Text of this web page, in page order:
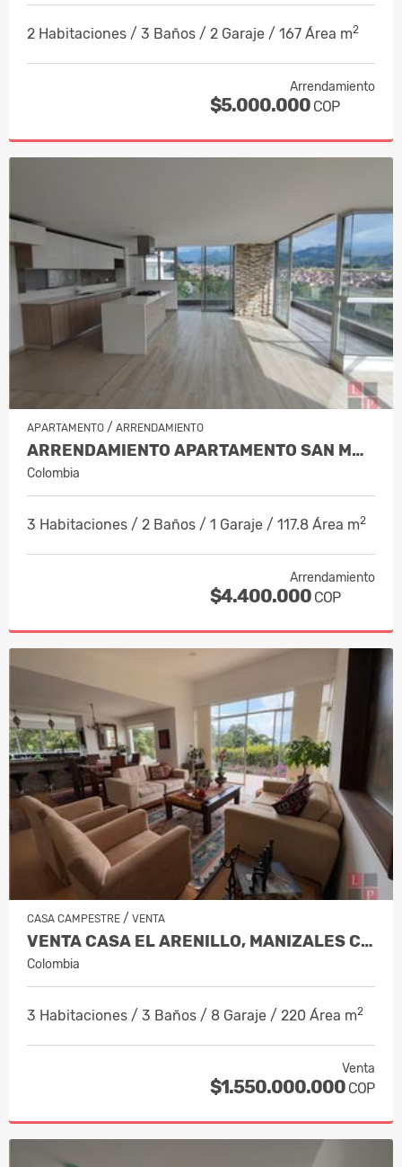
2 Habitaciones / 3 Baños / 2 Garaje / 167 Área m2
Arrendamiento
$5.000.000 COP
APARTAMENTO / ARRENDAMIENTO
ARRENDAMIENTO APARTAMENTO SAN MARC…
Colombia
3 Habitaciones / 2 Baños / 1 Garaje / 117.8 Área m2
Arrendamiento
$4.400.000 COP
CASA CAMPESTRE / VENTA
VENTA CASA EL ARENILLO, MANIZALES CO…
Colombia
3 Habitaciones / 3 Baños / 8 Garaje / 220 Área m2
Venta
$1.550.000.000 COP